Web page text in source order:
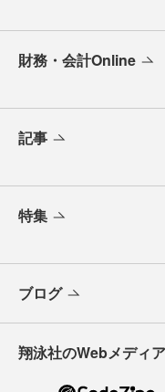
財務・会計Online
記事
特集
ブログ
翔泳社のWebメディア